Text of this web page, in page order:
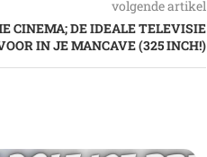
volgende artikel
CINEMA; DE IDEALE TELEVISIE
IN JE MANCAVE (325 INCH!)